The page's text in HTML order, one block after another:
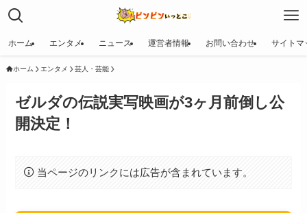
ホーム エンタメ ニュース 運営者情報 お問い合わせ サイトマ
ホーム エンタメ 芸人・芸能
ゼルダの伝説実写映画が3ヶ月前倒し公
開決定！
当ページのリンクには広告が含まれています。